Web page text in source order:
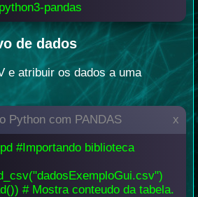
pandas
de dados
e atribuir os dados a uma
Python com PANDAS x
#Importando biblioteca
# Mostra conteudo da tabela.